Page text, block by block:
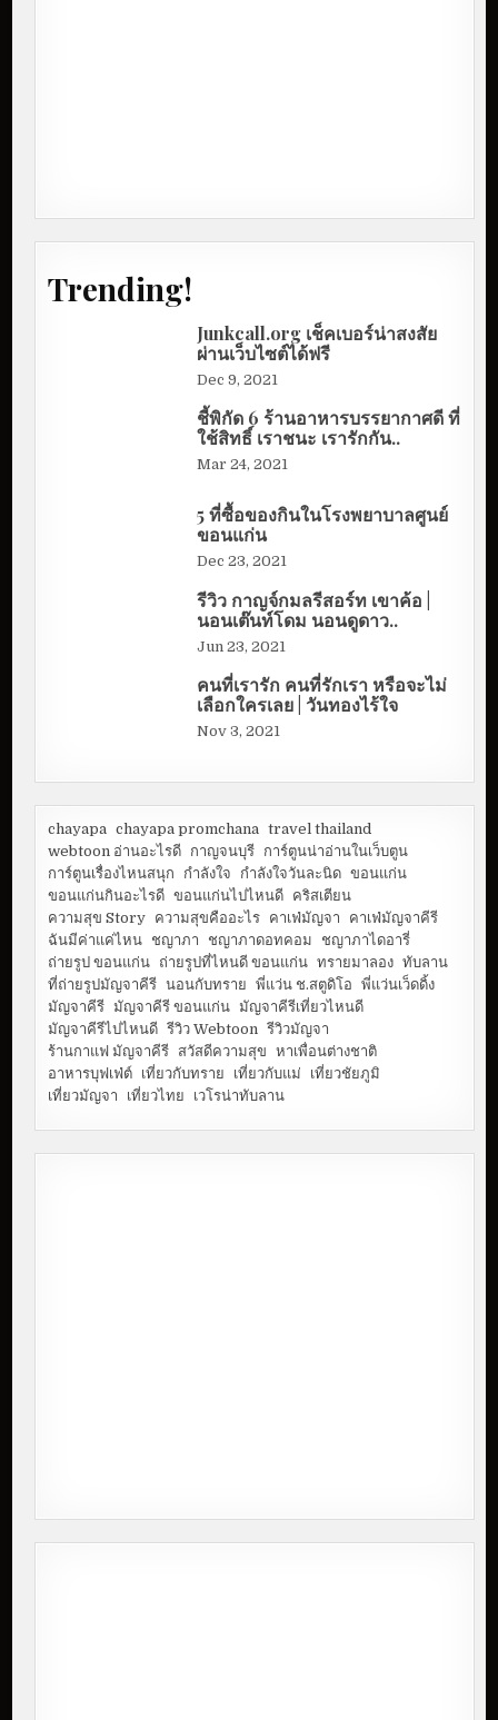
Trending!
Junkcall.org เช็คเบอร์น่าสงสัย
ผ่านเว็บไซต์ได้ฟรี
Dec 9, 2021
ชี้พิกัด 6 ร้านอาหารบรรยากาศดี ที่
ใช้สิทธิ์ เราชนะ เรารักกัน..
Mar 24, 2021
5 ที่ซื้อของกินในโรงพยาบาลศูนย์
ขอนแก่น
Dec 23, 2021
รีวิว กาญจ์กมลรีสอร์ท เขาค้อ |
นอนเต๊นท์โดม นอนดูดาว..
Jun 23, 2021
คนที่เรารัก คนที่รักเรา หรือจะไม่
เลือกใครเลย | วันทองไร้ใจ
Nov 3, 2021
chayapa chayapa promchana
travel thailand
webtoon อ่านอะไรดี กาญจนบุรี การ์ตูนน่าอ่านในเว็บตูน
การ์ตูนเรื่องไหนสนุก
กำลังใจ กำลังใจวันละนิด ขอนแก่น
ขอนแก่นกินอะไรดี ขอนแก่นไปไหนดี คริสเตียน
ความสุข Story ความสุขคืออะไร คาเฟ่มัญจา
คาเฟ่มัญจาคีรี
ฉันมีค่าแค่ไหน ชญาภา ชญาภาดอทคอม
ชญาภาไดอารี่
ถ่ายรูป ขอนแก่น ถ่ายรูปที่ไหนดี ขอนแก่น ทรายมาลอง ทับลาน
ที่ถ่ายรูปมัญจาคีรี นอนกับทราย พี่แว่น ช.สตูดิโอ
พี่แว่นเว็ดดิ้ง
มัญจาคีรี มัญจาคีรี ขอนแก่น มัญจาคีรีเที่ยวไหนดี
มัญจาคีรีไปไหนดี รีวิว Webtoon
รีวิวมัญจา
ร้านกาแฟ มัญจาคีรี สวัสดีความสุข
หาเพื่อนต่างชาติ
อาหารบุฟเฟ่ต์ เที่ยวกับทราย เที่ยวกับแม่
เที่ยวชัยภูมิ
เที่ยวมัญจา
เที่ยวไทย เวโรน่าทับลาน